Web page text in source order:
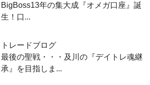
BigBoss13年の集大成『オメガ口座』誕
生！口...
トレードブログ
最後の聖戦・・・及川の『デイトレ魂継
承』を目指しま...